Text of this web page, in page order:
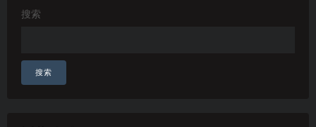
搜索
搜索